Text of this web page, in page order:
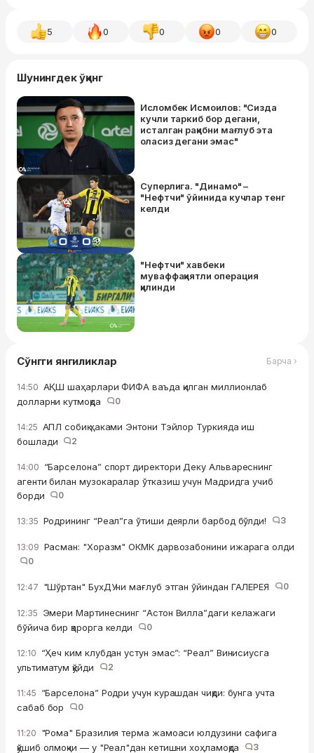
5 0 0 0 0
Шунингдек ўқинг
Исломбек Исмоилов: "Сизда
кучли таркиб бор дегани,
исталган рақибни мағлуб эта
оласиз дегани эмас"
Суперлига. "Динамо" –
"Нефтчи" ўйинида кучлар тенг
келди
"Нефтчи" хавбеки
муваффақиятли операция
қилинди
Сўнгги янгиликлар Барча ›
14:50 АҚШ шаҳарлари ФИФА ваъда қилган миллионлаб
долларни кутмоқда
0
14:25 АПЛ собиқ ҳаками Энтони Тэйлор Туркияда иш
бошлади
2
14:00 “Барселона” спорт директори Деку Альвареснинг
агенти билан музокаралар ўтказиш учун Мадридга учиб
борди
0
13:35 Родрининг “Реал”га ўтиши деярли барбод бўлди! 3
13:09 Расман: "Хоразм" ОКМК дарвозабонини ижарага олди
0
12:47 "Шўртан" БухДУни мағлуб этган ўйиндан ГАЛЕРЕЯ 0
12:35 Эмери Мартинеснинг “Астон Вилла”даги келажаги
бўйича бир қарорга келди
0
12:10 “Ҳеч ким клубдан устун эмас”: “Реал” Винисиусга
ультиматум қўйди
2
11:45 “Барселона” Родри учун курашдан чиқди: бунга учта
сабаб бор
0
11:20 "Рома" Бразилия терма жамоаси юлдузини сафига
қўшиб олмоқчи — у "Реал"дан кетишни хоҳламоқда
3